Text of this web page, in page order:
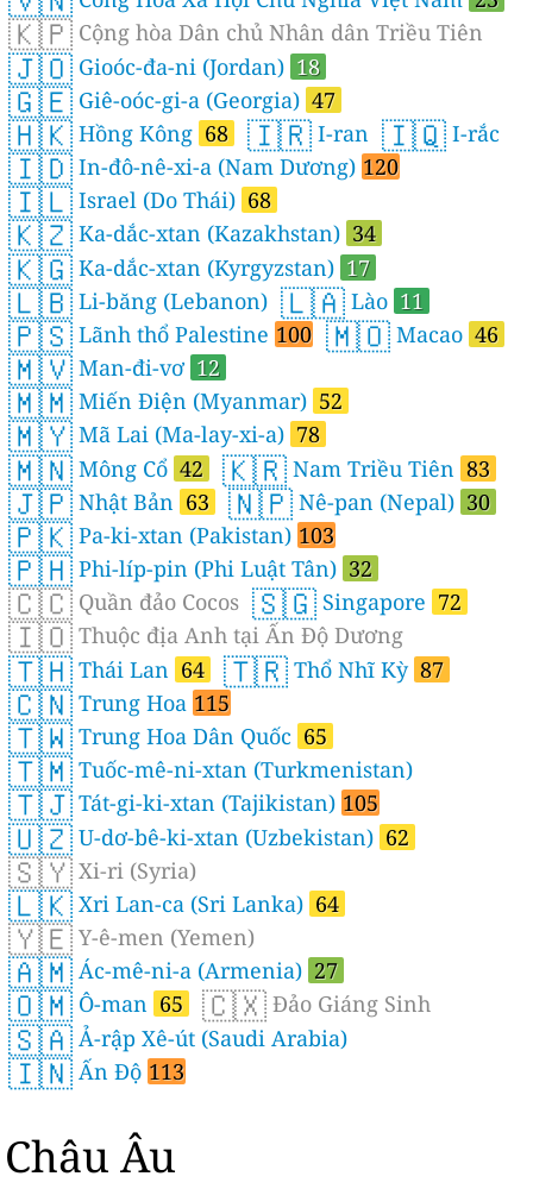
🇰🇵 Cộng hòa Dân chủ Nhân dân Triều Tiên
🇯🇴 Gioóc-đa-ni (Jordan) 18
🇬🇪 Giê-oóc-gi-a (Georgia) 47
🇭🇰 Hồng Kông 68 🇮🇷 I-ran 🇮🇶 I-rắc
🇮🇩 In-đô-nê-xi-a (Nam Dương) 120
🇮🇱 Israel (Do Thái) 68
🇰🇿 Ka-dắc-xtan (Kazakhstan) 34
🇰🇬 Ka-dắc-xtan (Kyrgyzstan) 17
🇱🇧 Li-băng (Lebanon) 🇱🇦 Lào 11
🇵🇸 Lãnh thổ Palestine 100 🇲🇴 Macao 46
🇲🇻 Man-đi-vơ 12
🇲🇲 Miến Điện (Myanmar) 52
🇲🇾 Mã Lai (Ma-lay-xi-a) 78
🇲🇳 Mông Cổ 42 🇰🇷 Nam Triều Tiên 83
🇯🇵 Nhật Bản 63 🇳🇵 Nê-pan (Nepal) 30
🇵🇰 Pa-ki-xtan (Pakistan) 103
🇵🇭 Phi-líp-pin (Phi Luật Tân) 32
🇨🇨 Quần đảo Cocos 🇸🇬 Singapore 72
🇮🇴 Thuộc địa Anh tại Ấn Độ Dương
🇹🇭 Thái Lan 64 🇹🇷 Thổ Nhĩ Kỳ 87
🇨🇳 Trung Hoa 115
🇹🇼 Trung Hoa Dân Quốc 65
🇹🇲 Tuốc-mê-ni-xtan (Turkmenistan)
🇹🇯 Tát-gi-ki-xtan (Tajikistan) 105
🇺🇿 U-dơ-bê-ki-xtan (Uzbekistan) 62
🇸🇾 Xi-ri (Syria)
🇱🇰 Xri Lan-ca (Sri Lanka) 64
🇾🇪 Y-ê-men (Yemen)
🇦🇲 Ác-mê-ni-a (Armenia) 27
🇴🇲 Ô-man 65 🇨🇽 Đảo Giáng Sinh
🇸🇦 Ả-rập Xê-út (Saudi Arabia)
🇮🇳 Ấn Độ 113
Châu Âu